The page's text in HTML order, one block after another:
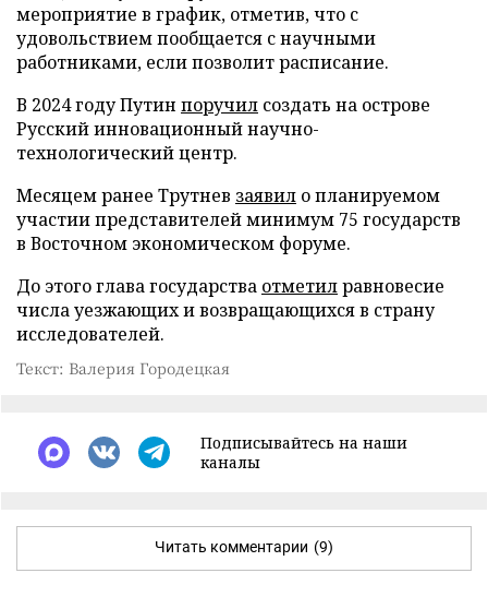
мероприятие в график, отметив, что с
удовольствием пообщается с научными
работниками, если позволит расписание.
В 2024 году Путин поручил создать на острове
Русский инновационный научно-
технологический центр.
Месяцем ранее Трутнев заявил о планируемом
участии представителей минимум 75 государств
в Восточном экономическом форуме.
До этого глава государства отметилравновесие
числа уезжающих и возвращающихся в страну
исследователей.
Текст: Валерия Городецкая
Подписывайтесь на наши
каналы
Читать комментарии (9)